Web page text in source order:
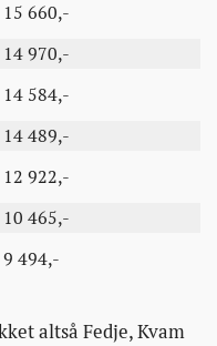
15 660,-
14 970,-
14 584,-
14 489,-
12 922,-
10 465,-
9 494,-
altså Fedje, Kvam